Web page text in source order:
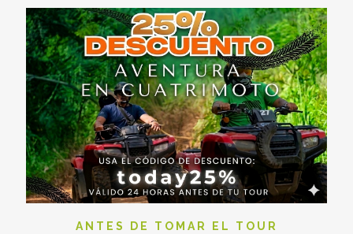
ANTES DE TOMAR EL TOUR